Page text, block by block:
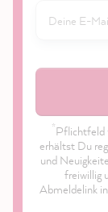
*Pflichtfeld
erhältst Du
und
freiwillig
Abmeldelink